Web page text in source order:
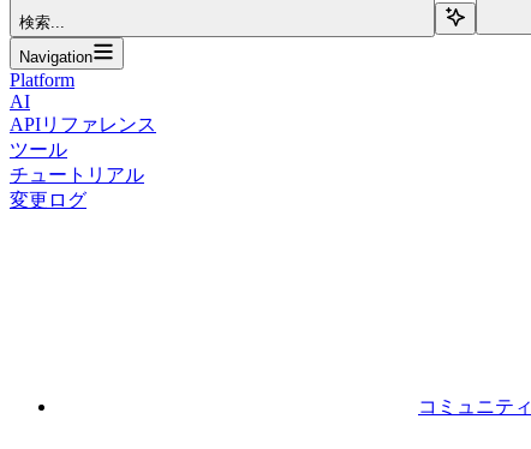
検索...
Navigation
Platform
AI
APIリファレンス
ツール
チュートリアル
変更ログ
コミュニティ